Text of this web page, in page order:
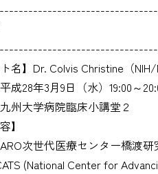
ト名】Dr. Colvis Christine（
平成28年3月9日（水）19:00～
九州大学病院臨床小講堂２
】
次世代医療センター橋渡
(National Center for